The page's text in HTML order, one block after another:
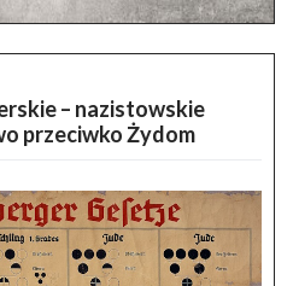
– nazistowskie
przeciwko Żydom